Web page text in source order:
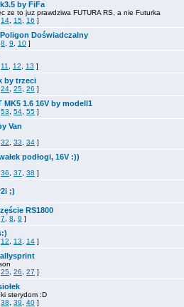
by FiFa
ze to juz prawdziwa FUTURA RS, a nie Futurka
14 15 16 ]
Doświadczalny
8 9 10 ]
11 12 13 ]
by trzeci
24 25 26 ]
MK5 1.6 16V by modell1
53 54 55 ]
Van
32 33 34 ]
podłogi, 16V :))
36 37 38 ]
;)
RS1800
7 8 9 ]
12 13 14 ]
25 26 27 ]
sterydom :D
38 39 40 ]